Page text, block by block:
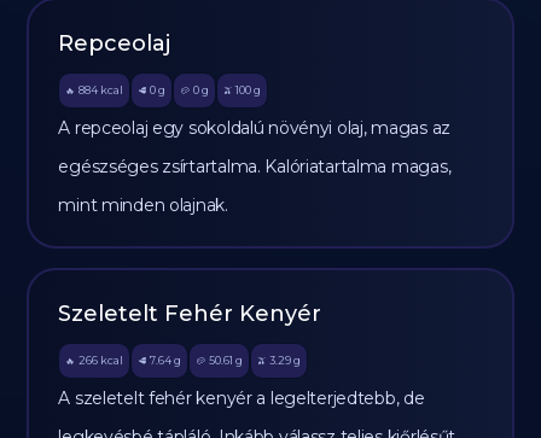
Repceolaj
🔥 884 kcal 🥩 0 g 🥔 0g 🫒 100 g
A repceolaj egy sokoldalú növényi olaj, magas az
egészséges zsírtartalma. Kalóriatartalma magas,
mint minden olajnak.
Szeletelt Fehér Kenyér
🔥 266 kcal 🥩 7.64 g 🥔 50.61 g 🫒 3.29 g
A szeletelt fehér kenyér a legelterjedtebb, de